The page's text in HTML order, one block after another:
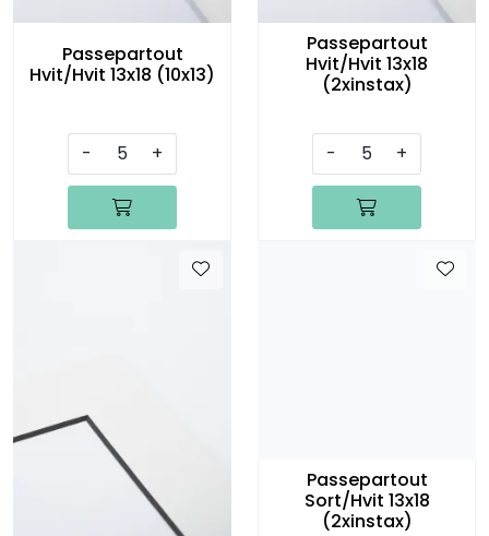
Passepartout
Hvit/Hvit 13x18 (10x13)
- +
Passepartout
Hvit/Hvit 13x18
(2xinstax)
- +
Passepartout
Sort/Hvit 13x18
(2xinstax)